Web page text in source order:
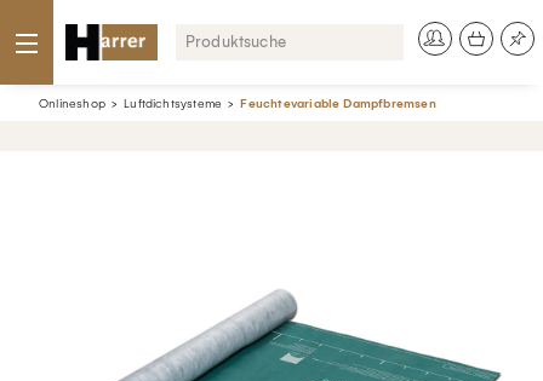
Onlineshop Luftdichtsysteme Feuchtevariable Dampfbremsen